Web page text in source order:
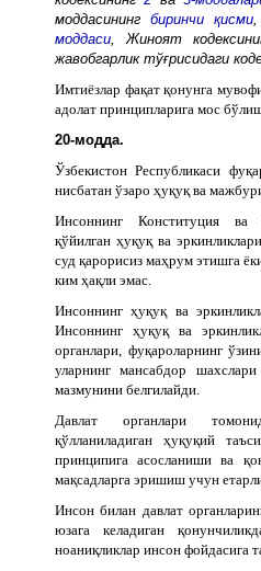
моддасинингбиринчи қисми,
моддаси, Жиноят
жавобгарлик тўғрисидаги
Имтиёзлар фақат қонунга
адолат принципларига мос
20-модда.
Ўзбекистон Республикаси
нисбатан ўзаро ҳуқуқ ва
Инсоннинг Конституция ва
қўйилган ҳуқуқ ва
суд қарорисиз маҳрум этишга
ким ҳақли эмас.
Инсоннинг ҳуқуқ ва
Инсоннинг ҳуқуқ ва
органлари, фуқароларнинг
уларнинг мансабдор
мазмунини белгилайди.
Давлат органлари
қўлланиладиган ҳуқуқий
принципига асосланиши ва
мақсадларга эришиш учун
Инсон билан давлат
юзага келадиган
ноаниқликлар инсон фойдасига